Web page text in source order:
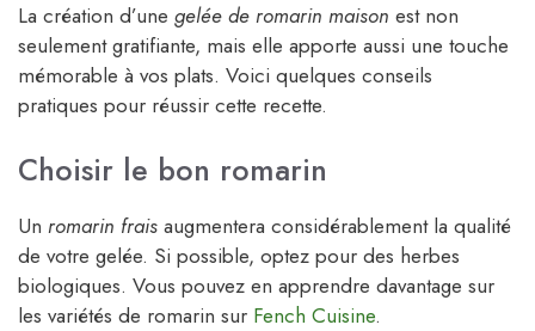
La création d’une gelée de romarin maison est non
seulement gratifiante, mais elle apporte aussi une touche
mémorable à vos plats. Voici quelques conseils
pratiques pour réussir cette recette.
Choisir le bon romarin
Un romarin frais augmentera considérablement la qualité
de votre gelée. Si possible, optez pour des herbes
biologiques. Vous pouvez en apprendre davantage sur
les variétés de romarin sur Fench Cuisine.